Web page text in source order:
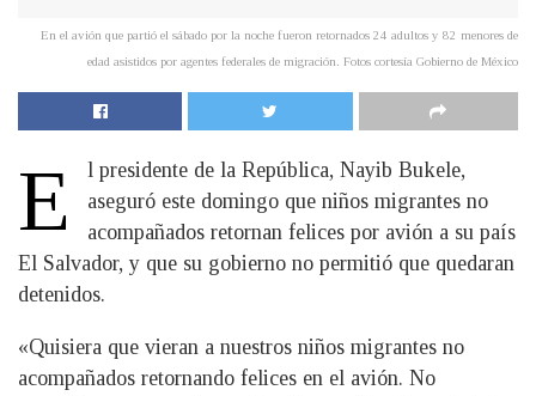
En el avión que partió el sábado por la noche fueron retornados 24 adultos y 82 menores de
edad asistidos por agentes federales de migración. Fotos cortesía Gobierno de México
E
l presidente de la República, Nayib Bukele,
aseguró este domingo que niños migrantes no
acompañados retornan felices por avión a su país
El Salvador, y que su gobierno no permitió que quedaran
detenidos.
«Quisiera que vieran a nuestros niños migrantes no
acompañados retornando felices en el avión. No